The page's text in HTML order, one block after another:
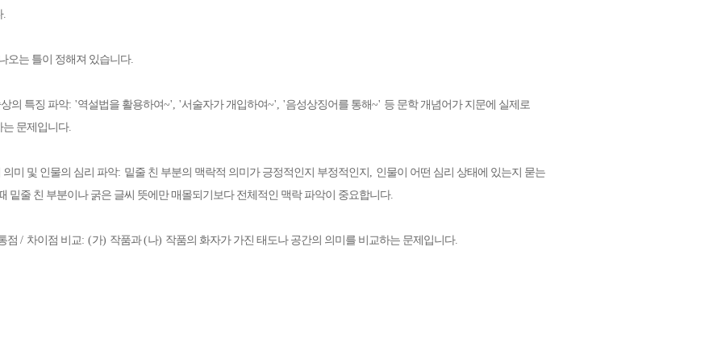
.
오는 틀이 정해져 있습니다.
의 특징 파악: '역설법을 활용하여~', '서술자가 개입하여~', '음성상징어를 통해~' 등 문학 개념어가 지문에 실제로
는 문제입니다.
의미 및 인물의 심리 파악: 밑줄 친 부분의 맥락적 의미가 긍정적인지 부정적인지 , 인물이 어떤 심리 상태에 있는지 묻는
밑줄 친 부분이나 굵은 글씨 뜻에만 매몰되기보다 전체적인 맥락 파악이 중요합니다.
점 / 차이점 비교: (가) 작품과(나) 작품의 화자가 가진 태도나 공간의 의미를 비교하는 문제입니다.